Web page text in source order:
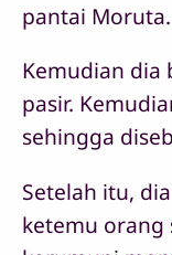
pantai Moruta.
Kemudian dia
pasir.
sehingga
Setelah itu,
ketemu orang